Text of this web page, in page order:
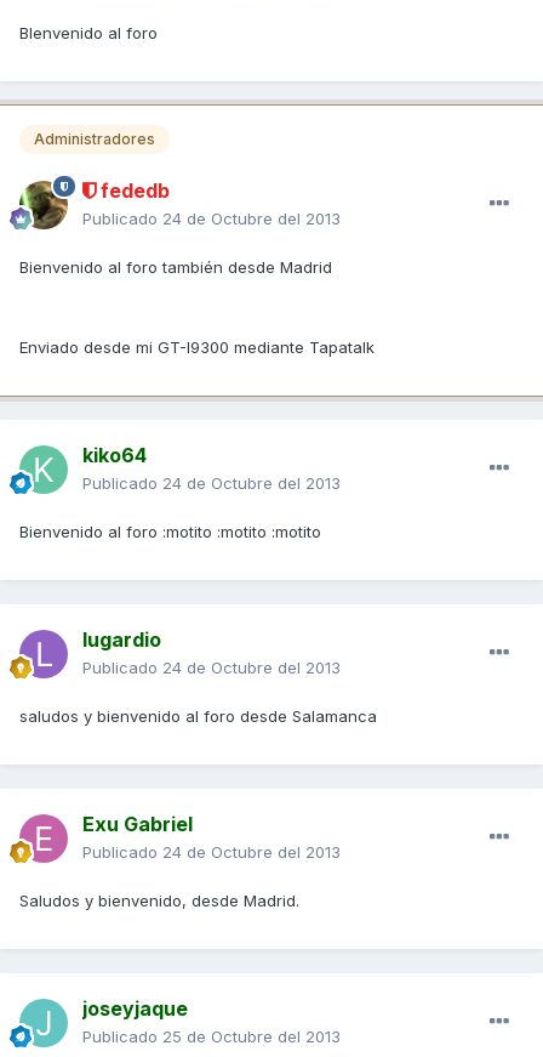
BIenvenido al foro
Administradores
fededb
Publicado 24 de Octubre del 2013
Bienvenido al foro también desde Madrid
Enviado desde mi GT-I9300 mediante Tapatalk
kiko64
Publicado 24 de Octubre del 2013
Bienvenido al foro :motito :motito :motito
lugardio
Publicado 24 de Octubre del 2013
saludos y bienvenido al foro desde Salamanca
Exu Gabriel
Publicado 24 de Octubre del 2013
Saludos y bienvenido, desde Madrid.
joseyjaque
Publicado 25 de Octubre del 2013